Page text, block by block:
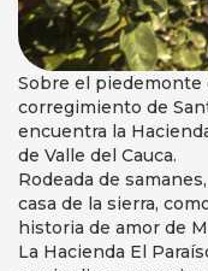
Sobre el piedemonte
corregimiento de
encuentra la
de Valle del Cauca.
Rodeada de
casa de la sierra,
historia de amor de
La Hacienda El